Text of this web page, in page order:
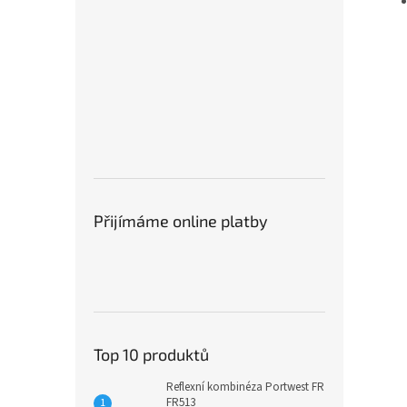
Přijímáme online platby
Top 10 produktů
Reflexní kombinéza Portwest FR
FR513